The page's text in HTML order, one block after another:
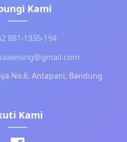
Kami
881-1335-194
No.6, Antapani, Bandung
Kami